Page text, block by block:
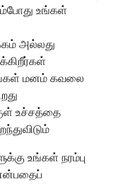
உங்கள்
அல்லது
மனம் கவலை
உச்சத்தை
உங்கள் நரம்பு